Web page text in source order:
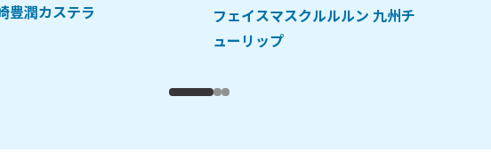
豊潤カステラ
フェイスマスクルルルン 九州チ
ューリップ